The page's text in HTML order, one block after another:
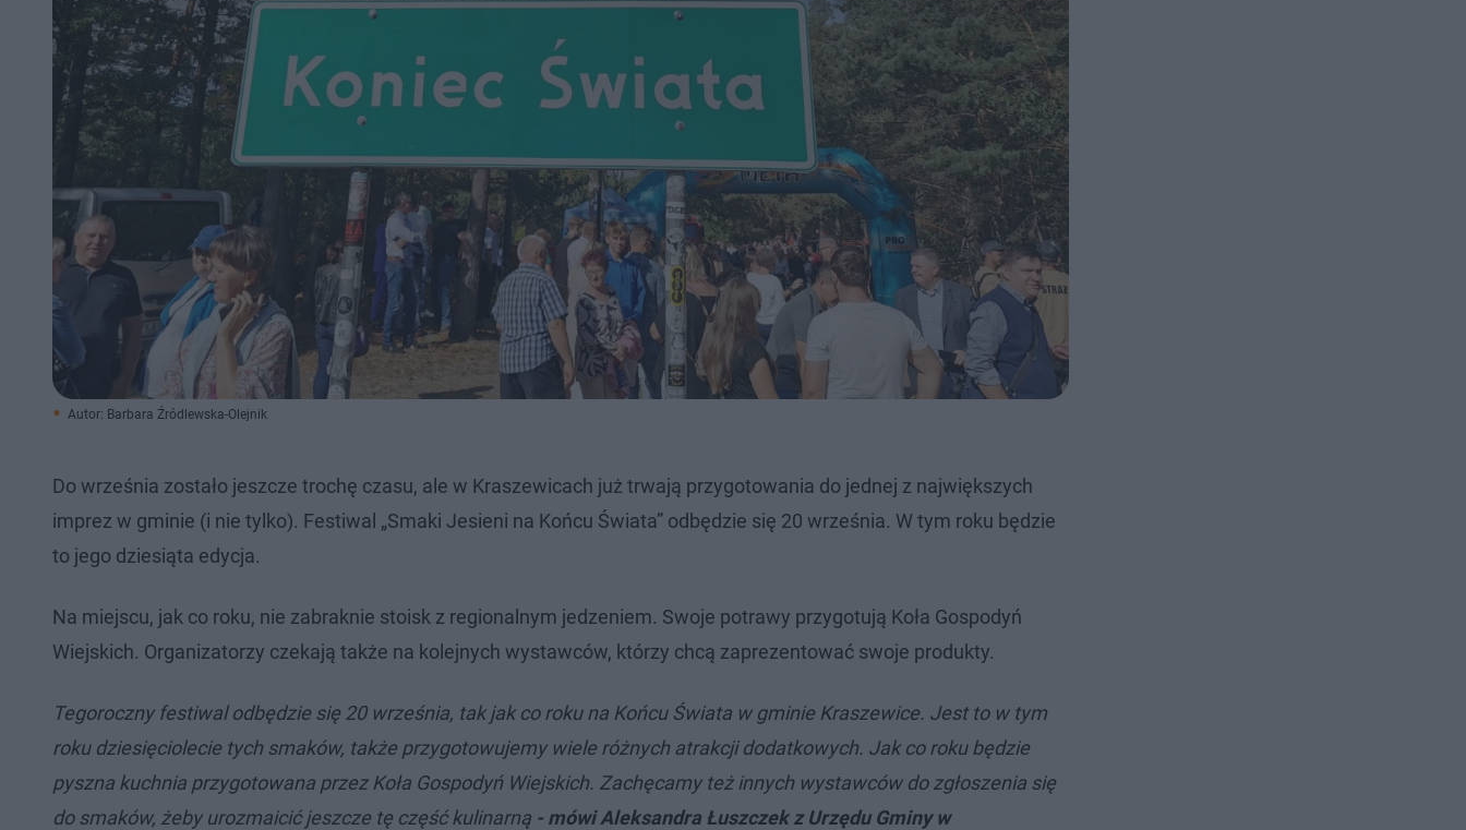
Autor: Barbara Źródlewska-Olejnik
Do września zostało jeszcze trochę czasu, ale w Kraszewicach już trwają przygotowania do jednej z największych
imprez w gminie (i nie tylko). Festiwal „Smaki Jesieni na Końcu Świata” odbędzie się 20 września. W tym roku będzie
to jego dziesiąta edycja.
Na miejscu, jak co roku, nie zabraknie stoisk z regionalnym jedzeniem. Swoje potrawy przygotują Koła Gospodyń
Wiejskich. Organizatorzy czekają także na kolejnych wystawców, którzy chcą zaprezentować swoje produkty.
Tegoroczny festiwal odbędzie się 20 września, tak jak co roku na Końcu Świata w gminie Kraszewice. Jest to w tym
roku dziesięciolecie tych smaków, także przygotowujemy wiele różnych atrakcji dodatkowych. Jak co roku będzie
pyszna kuchnia przygotowana przez Koła Gospodyń Wiejskich. Zachęcamy też innych wystawców do zgłoszenia się
do smaków, żeby urozmaicić jeszcze tę część kulinarną - mówi Aleksandra Łuszczek z Urzędu Gminy w